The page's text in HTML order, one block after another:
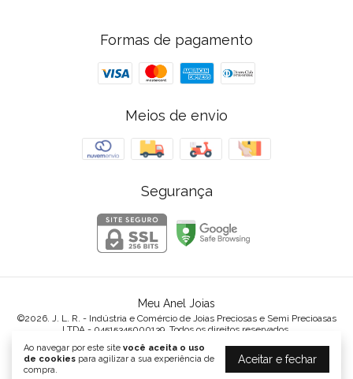
Ao navegar por este site você aceita o uso
de cookies para agilizar a sua experiência de
compra.
Aceitar e fechar
Formas de pagamento
Meios de envio
Segurança
Meu Anel Joias
©2026. J. L. R. - Indústria e Comércio de Joias Preciosas e Semi Precioasas
LTDA - 04515345000139. Todos os direitos reservados.